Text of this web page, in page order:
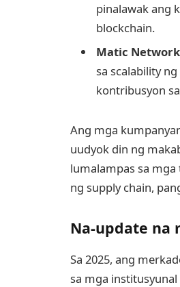
pinalawak ang
blockchain.
Matic
sa scalability
kontribusyon
Ang mga
uudyok din ng
lumalampas sa
ng supply chain,
Na-update na
Sa 2025, ang
sa mga